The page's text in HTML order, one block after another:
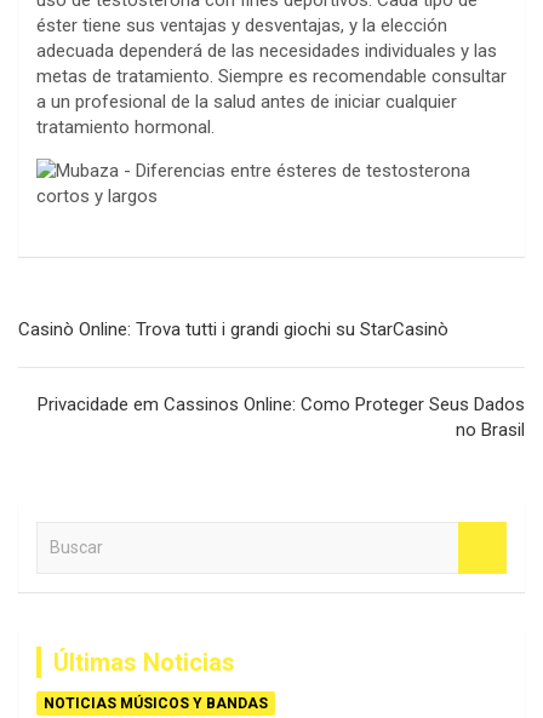
éster tiene sus ventajas y desventajas, y la elección
adecuada dependerá de las necesidades individuales y las
metas de tratamiento. Siempre es recomendable consultar
a un profesional de la salud antes de iniciar cualquier
tratamiento hormonal.
entradas
Casinò Online: Trova tutti i grandi giochi su StarCasinò
Privacidade em Cassinos Online: Como Proteger Seus Dados
no Brasil
Últimas Noticias
NOTICIAS MÚSICOS Y BANDAS